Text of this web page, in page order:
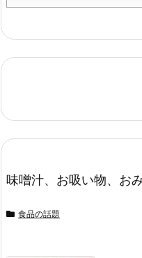
味噌汁、お吸い物、お
食品の話題